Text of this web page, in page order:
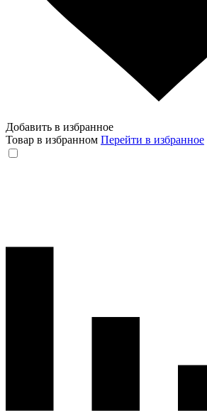
Добавить в избранное
Товар в избранном Перейти в избранное